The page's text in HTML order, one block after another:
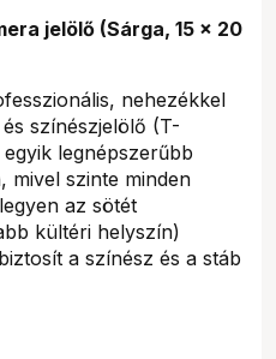
jelölő (Sárga, 15 x 20
nehezékkel
színészjelölő (T-
legnépszerűbb
mivel szinte minden
az sötét
kültéri helyszín)
a színész és a stáb